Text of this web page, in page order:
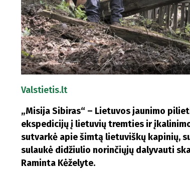
Valstietis.lt
„Misija Sibiras“ – Lietuvos jaunimo
ekspedicijų į lietuvių tremties ir
sutvarkė apie šimtą lietuviškų kapinių,
sulaukė didžiulio norinčiųjų dalyvauti
Raminta Kėželyte.